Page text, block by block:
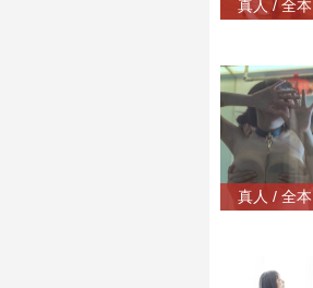
真人 / 全本
真人 / 全本